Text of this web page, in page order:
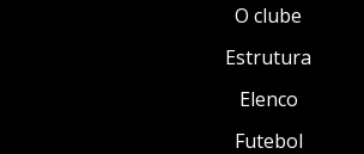
O clube
Estrutura
Elenco
Futebol